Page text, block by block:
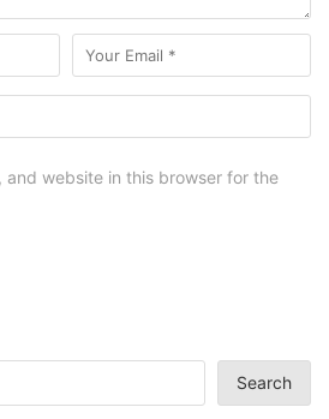
and website in this browser for the
Search